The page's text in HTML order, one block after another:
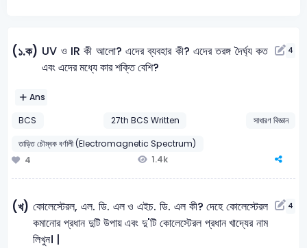
(১.ক) UV ও IR কী আলাে? এদের ব্যবহার কী? এদের তরঙ্গ দৈর্ঘ্য কত
এবং এদের মধ্যে কার শক্তি বেশি?
4
Ans
BCS
27th BCS Written
সাধারণ বিজ্ঞান
তাড়িত চৌম্বক বর্ণালী (Electromagnetic Spectrum)
4
1.4k
(খ) কোলেস্টেরল, এল. ডি. এল ও এইচ. ডি. এল কী? দেহে কোলেস্টেরল
কমানাের প্রধান দুটি উপায় এবং দু'টি কোলেস্টেরল প্রধান খাদ্যের নাম
লিখুন। |
4